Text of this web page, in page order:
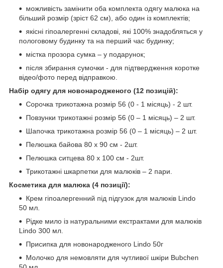
можливість замінити оба комплекта одягу малюка на
більший розмір (зріст 62 см), або один із комплектів;
якісні гіпоалергенні складові, які 100% знадобляться у
пологовому будинку та на перший час будинку;
містка прозора сумка – у подарунок;
після збирання сумочки - для підтвердження коротке
відео/фото перед відправкою.
Набір одягу для новонародженого (12 позицій):
Сорочка трикотажна розмір 56 (0 - 1 місяць) - 2 шт.
Повзунки трикотажні розмір 56 (0 – 1 місяць) – 2 шт.
Шапочка трикотажна розмір 56 (0 – 1 місяць) – 2 шт.
Пелюшка байова 80 х 90 см - 2шт.
Пелюшка ситцева 80 х 100 см - 2шт.
Трикотажні шкарпетки для малюків – 2 пари.
Косметика для малюка (4 позиції):
Крем гіпоалергенний під підгузок для малюків Lindo
50 мл.
Рідке мило із натуральними екстрактами для малюків
Lindo 300 мл.
Присипка для новонародженого Lindo 50г
Молочко для немовляти для чутливої шкіри Bubchen